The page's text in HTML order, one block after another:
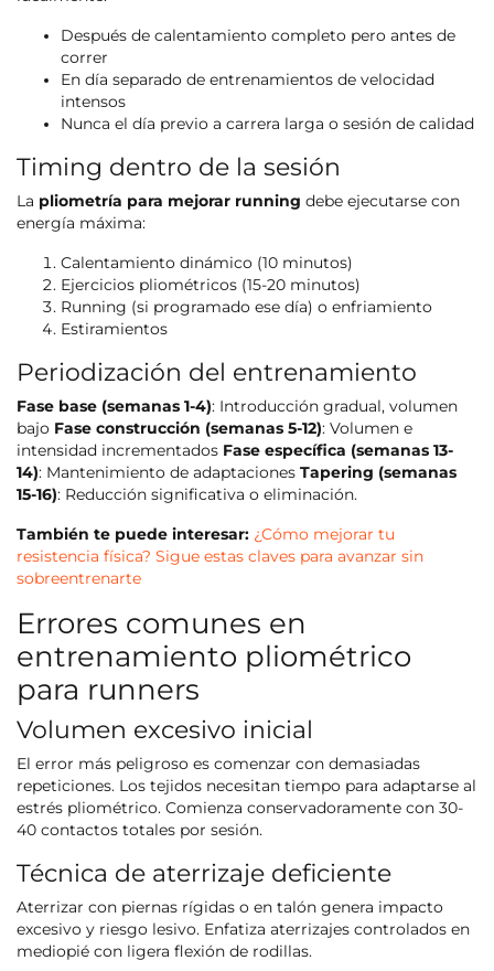
Después de calentamiento completo pero antes de
correr
En día separado de entrenamientos de velocidad
intensos
Nunca el día previo a carrera larga o sesión de calidad
Timing dentro de la sesión
La pliometría para mejorar running debe ejecutarse con
energía máxima:
Calentamiento dinámico (10 minutos)
Ejercicios pliométricos (15-20 minutos)
Running (si programado ese día) o enfriamiento
Estiramientos
Periodización del entrenamiento
Fase base (semanas 1-4): Introducción gradual, volumen
bajo Fase construcción (semanas 5-12): Volumen e
intensidad incrementados Fase específica (semanas 13-
14): Mantenimiento de adaptaciones Tapering (semanas
15-16): Reducción significativa o eliminación.
También te puede interesar: ¿Cómo mejorar tu
resistencia física? Sigue estas claves para avanzar sin
sobreentrenarte
Errores comunes en
entrenamiento pliométrico
para runners
Volumen excesivo inicial
El error más peligroso es comenzar con demasiadas
repeticiones. Los tejidos necesitan tiempo para adaptarse al
estrés pliométrico. Comienza conservadoramente con 30-
40 contactos totales por sesión.
Técnica de aterrizaje deficiente
Aterrizar con piernas rígidas o en talón genera impacto
excesivo y riesgo lesivo. Enfatiza aterrizajes controlados en
mediopié con ligera flexión de rodillas.